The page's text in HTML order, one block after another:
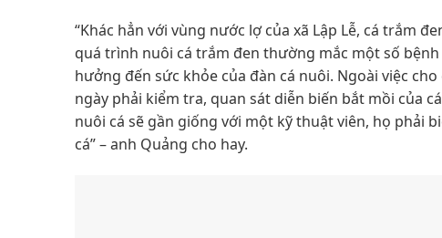
“Khác hẳn với vùng nước lợ của xã Lập Lễ, cá trắm
quá trình nuôi cá trắm đen thường mắc một số
hưởng đến sức khỏe của đàn cá nuôi. Ngoài việc
ngày phải kiểm tra, quan sát diễn biến bắt mồi của
nuôi cá sẽ gần giống với một kỹ thuật viên, họ phải
cá” – anh Quảng cho hay.